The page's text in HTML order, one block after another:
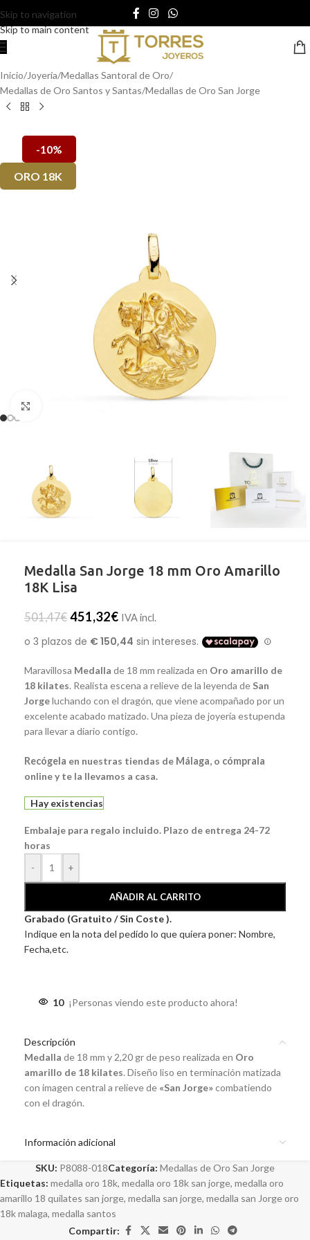
Skip to navigation
Skip to main content
Inicio/Joyería/Medallas Santoral de Oro/
Medallas de Oro Santos y Santas/Medallas de Oro San Jorge
-10%
ORO 18K
Medalla San Jorge 18 mm Oro Amarillo
18K Lisa
501,47€ 451,32€ IVA incl.
Maravillosa Medalla de 18 mm realizada en Oro amarillo de
18 kilates. Realista escena a relieve de la leyenda de San
Jorgeluchando con el dragón, que viene acompañado por un
excelente acabado matizado. Una pieza de joyería estupenda
para llevar a diario contigo.
Recógela en nuestras tiendas de Málaga, o cómprala
online y te la llevamos a casa.
Hay existencias
Embalaje para regalo incluido. Plazo de entrega 24-72
horas
-
+
AÑADIR AL CARRITO
Grabado (Gratuito / Sin Coste ).
Indique en la nota del pedido lo que quiera poner: Nombre,
Fecha,etc.
10 ¡Personas viendo este producto ahora!
Descripción
Medalla de 18 mm y 2,20 gr de peso realizada en Oro
amarillo de 18 kilates. Diseño liso en terminación matizada
con imagen central a relieve de «San Jorge»combatiendo
con el dragón.
Información adicional
SKU: P8088-018Categoría: Medallas de Oro San Jorge
Etiquetas: medalla oro 18k, medalla oro 18k san jorge, medalla oro
amarillo 18 quilates san jorge, medalla san jorge, medalla san Jorge oro
18k malaga, medalla santos
Compartir: